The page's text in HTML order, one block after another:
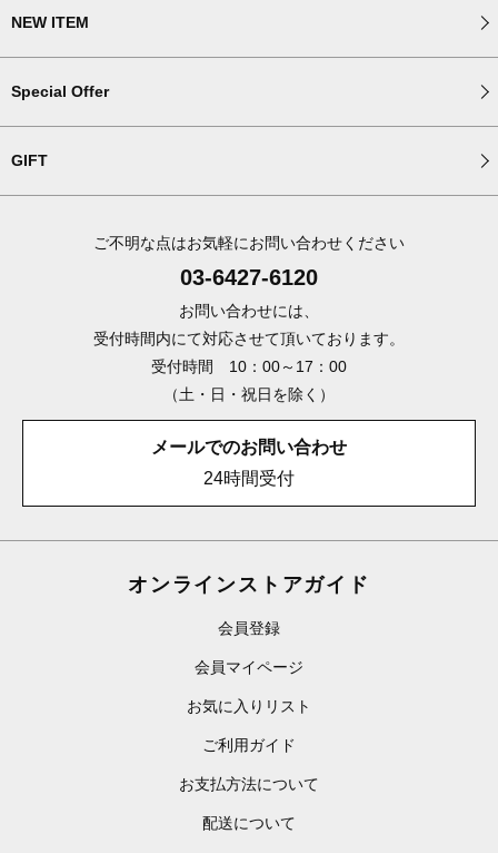
NEW ITEM
Special Offer
GIFT
ご不明な点はお気軽にお問い合わせください
03-6427-6120
お問い合わせには、
受付時間内にて対応させて頂いております。
受付時間 10：00～17：00
（土・日・祝日を除く）
メールでのお問い合わせ
24時間受付
オンラインストアガイド
会員登録
会員マイページ
お気に入りリスト
ご利用ガイド
お支払方法について
配送について